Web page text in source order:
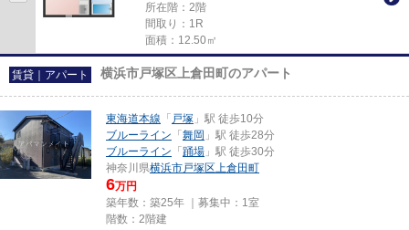
所在階：2階
間取り：1R
面積：12.50㎡
賃貸｜アパート 横浜市戸塚区上倉田町のアパート
東海道本線 「 戸塚 」駅 徒歩10分
ブルーライン 「 舞岡 」駅 徒歩28分
ブルーライン 「 踊場 」駅 徒歩30分
神奈川県横浜市戸塚区上倉田町
6万円
築年数：築25年 ｜募集中： 1室
階数：2階建